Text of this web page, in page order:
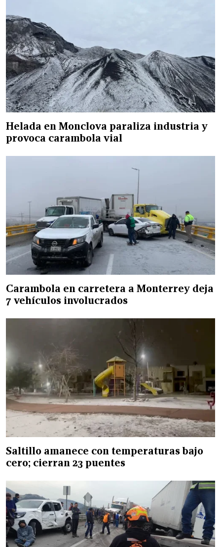
Helada en Monclova paraliza industria y
provoca carambola vial
Carambola en carretera a Monterrey deja
7 vehículos involucrados
Saltillo amanece con temperaturas bajo
cero; cierran 23 puentes